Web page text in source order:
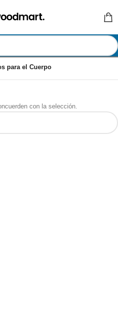
para el Cuerpo
con la selección.